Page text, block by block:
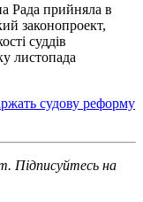
Рада прийняла в
законопроект,
суддів
листопада
судову реформу
Підписуйтесь на